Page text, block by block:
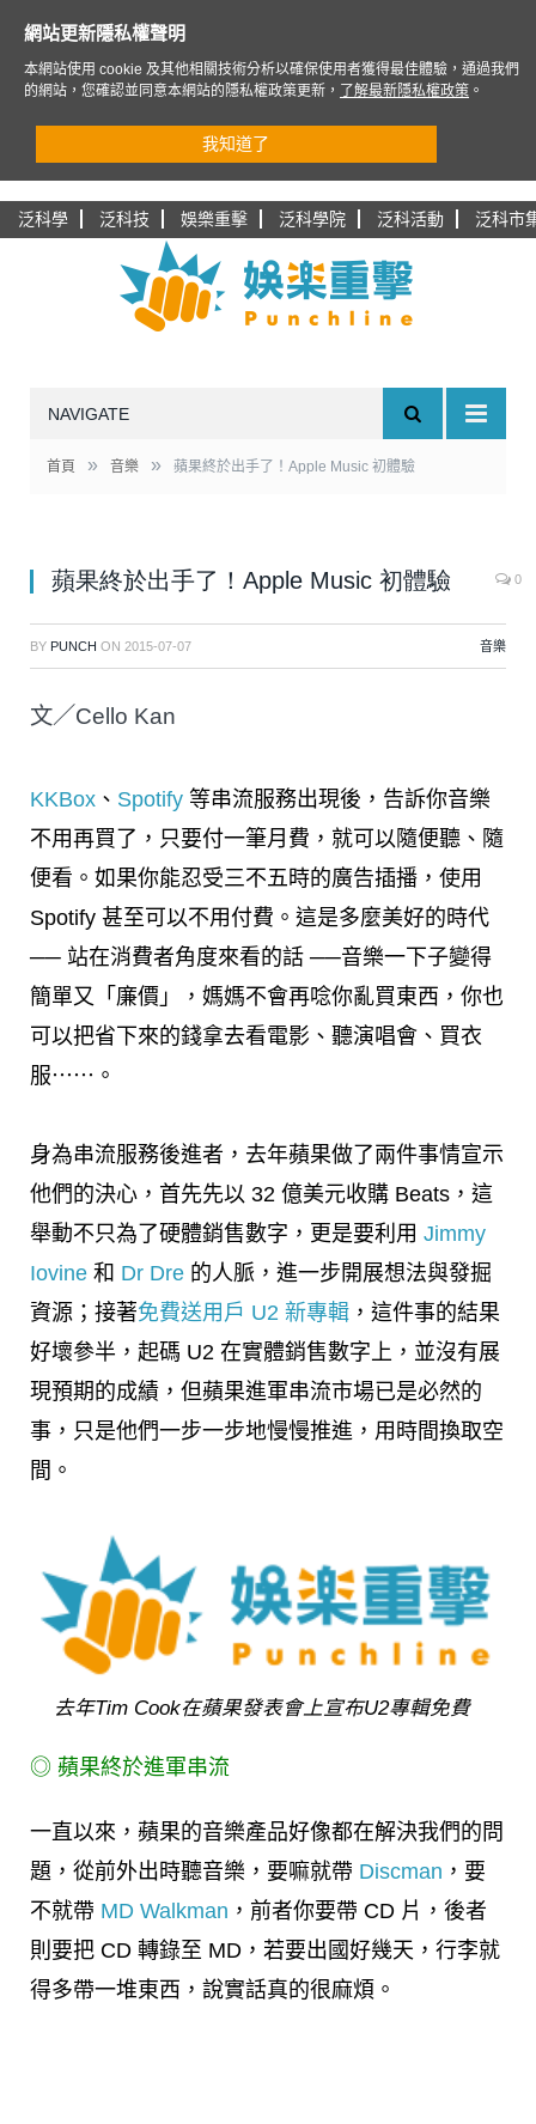
泛科學 泛科技 娛樂重擊 泛科學院 泛科活動 泛科市
NAVIGATE
首頁 » 音樂 » 蘋果終於出手了！Apple Music 初體驗
蘋果終於出手了！Apple Music 初體驗 0
BY PUNCH ON 2015-07-07 音樂
文／Cello Kan
KKBox 、 Spotify 等串流服務出現後，告訴你音樂
不用再買了，只要付一筆月費，就可以隨便聽、隨
便看。如果你能忍受三不五時的廣告插播，使用
Spotify 甚至可以不用付費。這是多麼美好的時代
── 站在消費者角度來看的話 ──音樂一下子變得
簡單又「廉價」，媽媽不會再唸你亂買東西，你也
可以把省下來的錢拿去看電影、聽演唱會、買衣
服⋯⋯。
身為串流服務後進者，去年蘋果做了兩件事情宣示
他們的決心，首先先以 32 億美元收購 Beats，這
舉動不只為了硬體銷售數字，更是要利用 Jimmy
Iovine 和 Dr Dre 的人脈，進一步開展想法與發掘
資源；接著免費送用戶 U2 新專輯 ，這件事的結果
好壞參半，起碼 U2 在實體銷售數字上，並沒有展
現預期的成績，但蘋果進軍串流市場已是必然的
事，只是他們一步一步地慢慢推進，用時間換取空
間。
去年Tim Cook在蘋果發表會上宣布U2專輯免費
◎ 蘋果終於進軍串流
一直以來，蘋果的音樂產品好像都在解決我們的問
題，從前外出時聽音樂，要嘛就帶 Discman ，要
不就帶 MD Walkman ，前者你要帶 CD 片，後者
則要把 CD 轉錄至 MD，若要出國好幾天，行李就
得多帶一堆東西，說實話真的很麻煩。
網站更新隱私權聲明
本網站使用 cookie 及其他相關技術分析以確保使用者獲得最佳體驗，通過我們
的網站，您確認並同意本網站的隱私權政策更新，
了解最新隱私權政策 。
我知道了